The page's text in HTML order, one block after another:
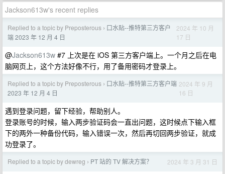
Jackson613w's recent replies
Replied to a topic by Preposterous › 口水贴--推特第三方客户
端 2023 年 12 月 4 日
2024 年 10 月
17 日
@Jackson613w #7 上次是在 iOS 第三方客户端上。一个月之后在电
脑网页上，这个方法好像不行，用了备用密码才登录上。
Replied to a topic by Preposterous › 口水贴--推特第三方客户端
2023 年 12 月 4 日
2024 年 9 月
16 日
遇到登录问题，留下经验，帮助别人。
登录账号的时候，输入两步验证码会一直出问题，这时候点下输入框
下的两外一种备份代码，输入错误一次，然后再切回两步验证，就成
功登录了。
Replied to a topic by dewreg › PT 站的 TV 解决方案？ 2024 年 3 月 31 日